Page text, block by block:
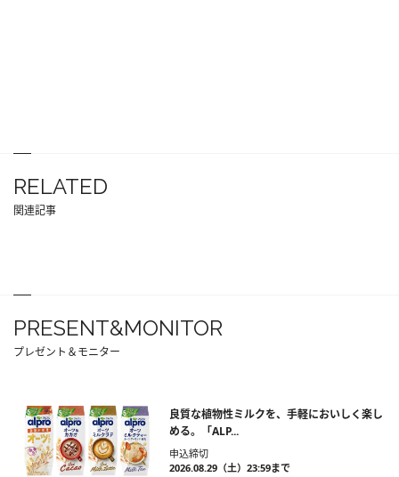
RELATED
関連記事
PRESENT&MONITOR
プレゼント＆モニター
良質な植物性ミルクを、手軽においしく楽し
める。「ALP...
申込締切
2026.08.29（土）23:59まで